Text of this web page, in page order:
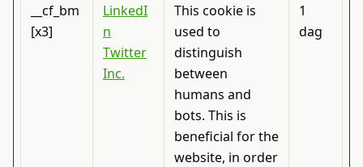
__cf_bm
[x3]
LinkedI
n
Twitter
Inc.
This cookie is
used to
distinguish
between
humans and
bots. This is
beneficial for the
website, in order
1
dag